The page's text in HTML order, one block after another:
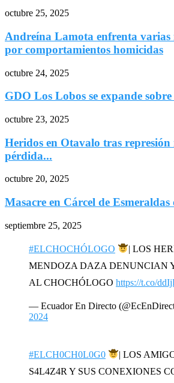
octubre 25, 2025
Andreína Lamota enfrenta varias
por comportamientos homicidas
octubre 24, 2025
GDO Los Lobos se expande
octubre 23, 2025
Heridos en Otavalo tras
pérdida...
octubre 20, 2025
Masacre en Cárcel de
septiembre 25, 2025
#ELCHOCHÓLOGO
| LOS
MENDOZA DAZA DENUNCIAN
AL CHOCHÓLOGO https://t.co/
— Ecuador En Directo
2024
#ELCH0CH0L0G0
| LOS
S4L4Z4R Y SUS CONEXIONES